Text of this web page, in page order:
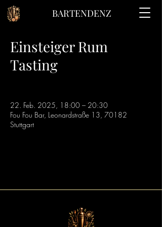
BARTENDENZ
Einsteiger Rum
Tasting
22. Feb. 2025, 18:00 – 20:30
Fou Fou Bar, Leonardstraße 13, 70182
Stuttgart